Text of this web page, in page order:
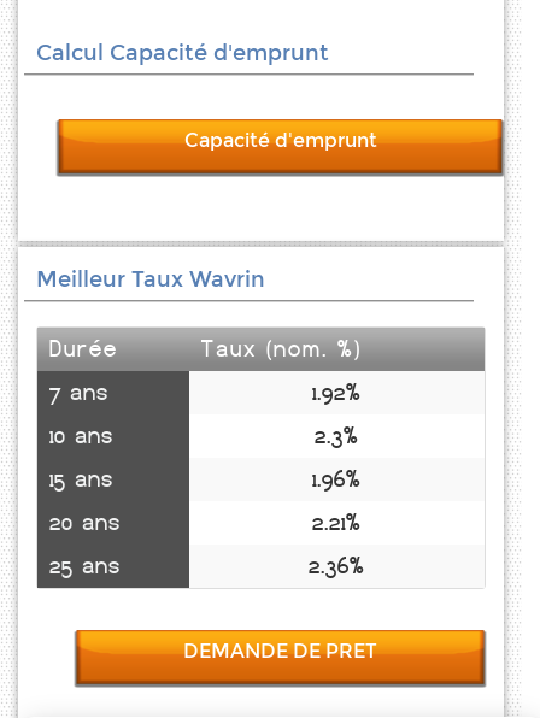
Calcul Capacité d'emprunt
Capacité d'emprunt
Meilleur Taux Wavrin
Durée
Taux (nom. %)
7 ans
1.92%
10 ans
2.3%
15 ans
1.96%
20 ans
2.21%
25 ans
2.36%
DEMANDE DE PRET